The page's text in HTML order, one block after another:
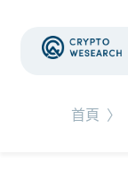
首頁 〉